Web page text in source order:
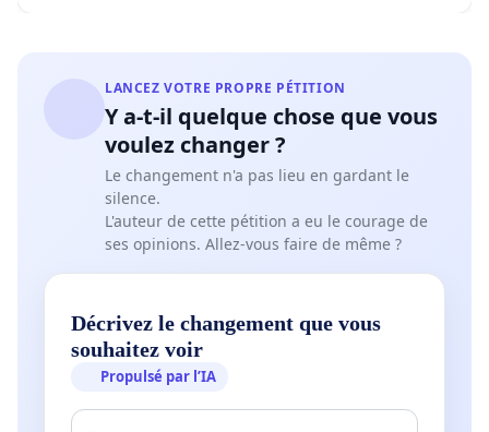
LANCEZ VOTRE PROPRE PÉTITION
Y a-t-il quelque chose que vous
voulez changer ?
Le changement n'a pas lieu en gardant le
silence.
L'auteur de cette pétition a eu le courage de
ses opinions. Allez-vous faire de même ?
Décrivez le changement que vous
souhaitez voir
Propulsé par l’IA